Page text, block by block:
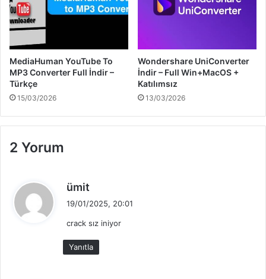
MediaHuman YouTube To
MP3 Converter Full İndir –
Türkçe
15/03/2026
Wondershare UniConverter
İndir – Full Win+MacOS +
Katılımsız
13/03/2026
2 Yorum
ümit
i
k
i
19/01/2025, 20:01
crack sız iniyor
Yanıtla